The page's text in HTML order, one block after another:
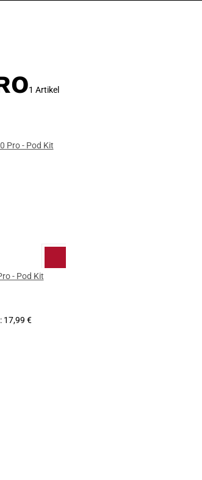
- Pod Kit
: 17,99 €
1 Artikel